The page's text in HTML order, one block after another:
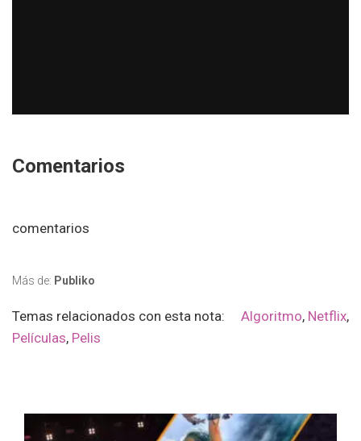
Comentarios
comentarios
Más de: Publiko
Temas relacionados con esta nota: Algoritmo, Netflix,
Películas, Pelis